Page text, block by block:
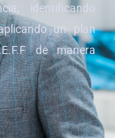
identificando
un plan
de manera